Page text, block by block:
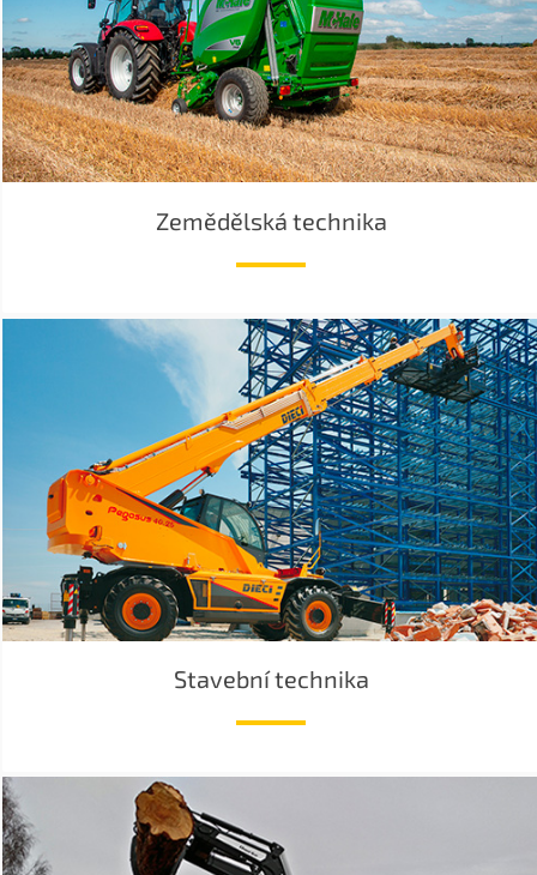
Zemědělská technika
Stavební technika